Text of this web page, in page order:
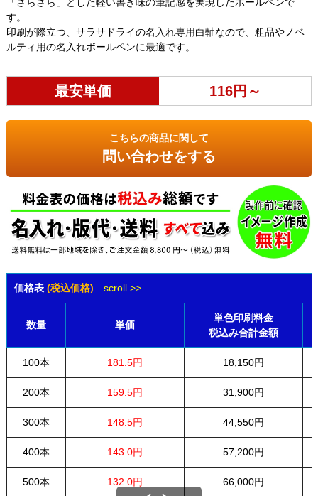
す。
印刷が際立つ、サラサドライの名入れ専用白軸なので、粗品やノベ
ルティ用の名入れボールペンに最適です。
最安単価 116円～
こちらの商品に関して
問い合わせをする
価格表 (税込価格) scroll >>
数量 単価
単色印刷料金
税込み合計金額
100本 181.5円 18,150円
200本 159.5円 31,900円
300本 148.5円 44,550円
400本 143.0円 57,200円
500本 132.0円 66,000円